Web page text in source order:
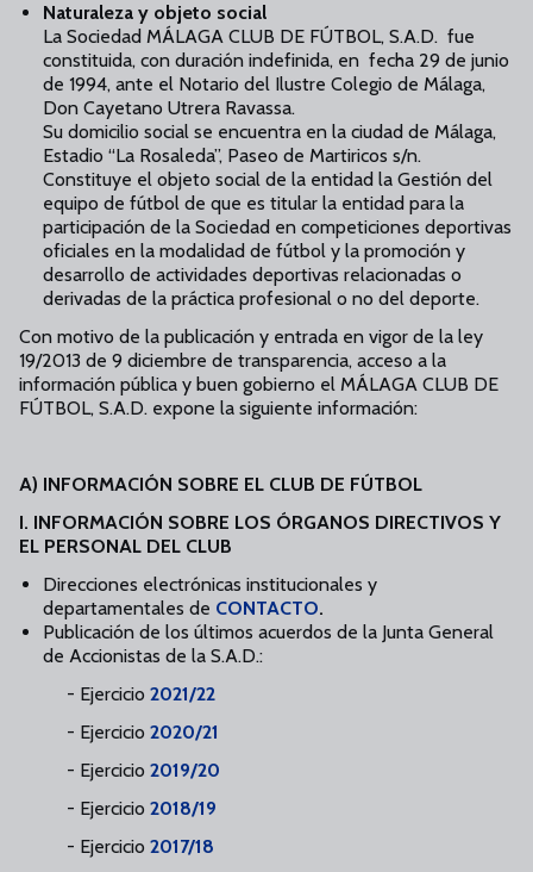
Naturaleza y objeto social
La Sociedad MÁLAGA CLUB DE FÚTBOL, S.A.D. fue
constituida, con duración indefinida, en fecha 29 de junio
de 1994, ante el Notario del Ilustre Colegio de Málaga,
Don Cayetano Utrera Ravassa.
Su domicilio social se encuentra en la ciudad de Málaga,
Estadio “La Rosaleda”, Paseo de Martiricos s/n.
Constituye el objeto social de la entidad la Gestión del
equipo de fútbol de que es titular la entidad para la
participación de la Sociedad en competiciones deportivas
oficiales en la modalidad de fútbol y la promoción y
desarrollo de actividades deportivas relacionadas o
derivadas de la práctica profesional o no del deporte.
Con motivo de la publicación y entrada en vigor de la ley
19/2013 de 9 diciembre de transparencia, acceso a la
información pública y buen gobierno el MÁLAGA CLUB DE
FÚTBOL, S.A.D. expone la siguiente información:
A) INFORMACIÓN SOBRE EL CLUB DE FÚTBOL
I. INFORMACIÓN SOBRE LOS ÓRGANOS DIRECTIVOS Y
EL PERSONAL DEL CLUB
Direcciones electrónicas institucionales y
departamentales de CONTACTO.
Publicación de los últimos acuerdos de la Junta General
de Accionistas de la S.A.D.:
- Ejercicio 2021/22
- Ejercicio 2020/21
- Ejercicio 2019/20
- Ejercicio 2018/19
- Ejercicio 2017/18